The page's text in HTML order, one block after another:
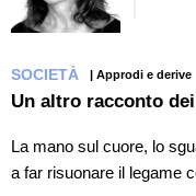
SOCIETÀ | Approdi e derive
Un altro racconto
La mano sul cuore, lo
a far risuonare il legame